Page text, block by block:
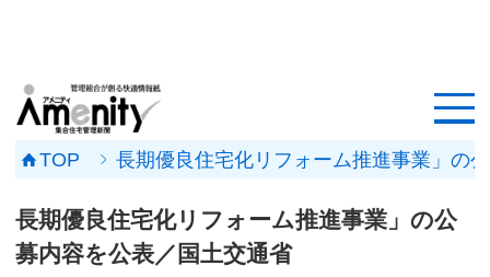
記事一覧
工事事例
TOP 長期優良住宅化リフォーム推進事業」の
長期優良住宅化リフォーム推進事業」の公
募内容を公表／国土交通省